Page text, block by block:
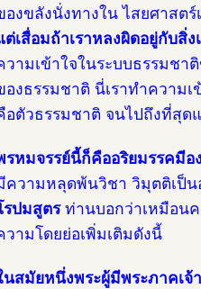
องขลังนั่งทางใน ไสยศาสตร์
ต่เสื่อมถ้าเราหลงผิดอยู่กับสิ่ง
วามเข้าใจในระบบธรรมชา
องธรรมชาติ นี่เราทำความ
อตัวธรรมชาติ จนไปถึงที่สุด
รหมจรรย์นี้ก็คืออริยมรรคมีอ
ความหลุดพ้นวิชา วิมุตติเป็
รปมสูตรท่านบอกว่าเหมือน
วามโดยย่อเพิ่มเติมดังนี้
นสมัยหนึ่งพระผู้มีพระภาคเ